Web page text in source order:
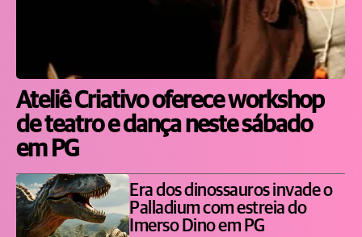
Ateliê Criativo oferece workshop
de teatro e dança neste sábado
em PG
Era dos dinossauros invade o
Palladium com estreia do
Imerso Dino em PG